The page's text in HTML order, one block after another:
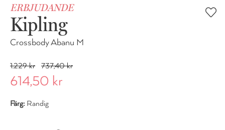
ERBJUDANDE
Kipling
Crossbody Abanu M
1.229 kr 737,40 kr
614,50 kr
Färg: Randig